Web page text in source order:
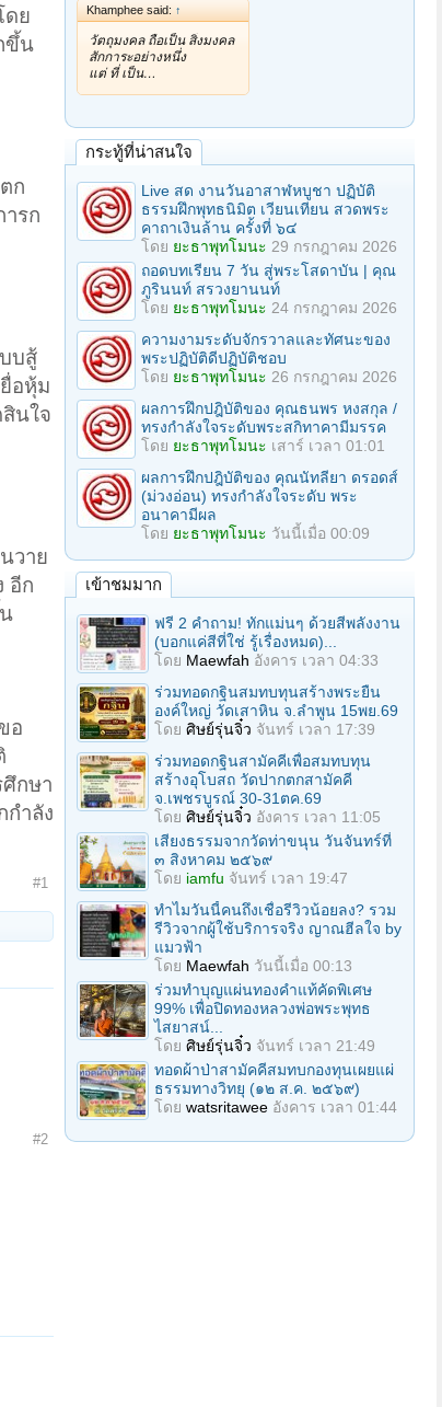
ดย
ขึ้น
ก
รก
บสู้
อหุ้ม
นใจ
วาย
อีก
อ
กษา
กำลัง
#1
#2
Khamphee said: ↑
วัตถุมงคล ถือเป็น สิ่งมงคล
สักการะอย่างหนึ่ง
แต่ ที่ เป็น…
กระทู้ที่น่าสนใจ
Live สด งานวันอาสาฬหบูชา ปฏิบัติ
ธรรมฝึกพุทธนิมิต เวียนเทียน สวดพระ
คาถาเงินล้าน ครั้งที่ ๖๔
โดย ยะธาพุทโมนะ 29 กรกฎาคม 2026
ถอดบทเรียน 7 วัน สู่พระโสดาบัน | คุณ
ภูรินนท์ สรวงยานนท์
โดย ยะธาพุทโมนะ 24 กรกฎาคม 2026
ความงามระดับจักรวาลและทัศนะของ
พระปฏิบัติดีปฏิบัติชอบ
โดย ยะธาพุทโมนะ 26 กรกฎาคม 2026
ผลการฝึกปฎิบัติของ คุณธนพร หงสกุล /
ทรงกำลังใจระดับพระสกิทาคามีมรรค
โดย ยะธาพุทโมนะ เสาร์ เวลา 01:01
ผลการฝึกปฎิบัติของ คุณนัทลียา ดรอดส์
(ม่วงอ่อน) ทรงกำลังใจระดับ พระ
อนาคามีผล
โดย ยะธาพุทโมนะ วันนี้เมื่อ 00:09
เข้าชมมาก
ฟรี 2 คำถาม! ทักแม่นๆ ด้วยสีพลังงาน
(บอกแค่สีที่ใช่ รู้เรื่องหมด)...
โดย Maewfah อังคาร เวลา 04:33
ร่วมทอดกฐินสมทบทุนสร้างพระยืน
องค์ใหญ่ วัดเสาหิน จ.ลําพูน 15พย.69
โดย ศิษย์รุ่นจิ๋ว จันทร์ เวลา 17:39
ร่วมทอดกฐินสามัคคีเพื่อสมทบทุน
สร้างอุโบสถ วัดปากตกสามัคคี
จ.เพชรบูรณ์ 30-31ตค.69
โดย ศิษย์รุ่นจิ๋ว อังคาร เวลา 11:05
เสียงธรรมจากวัดท่าขนุน วันจันทร์ที่
๓ สิงหาคม ๒๕๖๙
โดย iamfu จันทร์ เวลา 19:47
ทำไมวันนี้คนถึงเชื่อรีวิวน้อยลง? รวม
รีวิวจากผู้ใช้บริการจริง ญาณฮีลใจ by
แมวฟ้า
โดย Maewfah วันนี้เมื่อ 00:13
ร่วมทําบุญแผ่นทองคำแท้คัดพิเศษ
99% เพื่อปิดทองหลวงพ่อพระพุทธ
ไสยาสน์...
โดย ศิษย์รุ่นจิ๋ว จันทร์ เวลา 21:49
ทอดผ้าป่าสามัคคีสมทบกองทุนเผยแผ่
ธรรมทางวิทยุ (๑๒ ส.ค. ๒๕๖๙)
โดย watsritawee อังคาร เวลา 01:44